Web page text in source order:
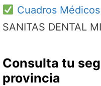
Cuadros Médicos
SANITAS DENTAL
Consulta tu
provincia